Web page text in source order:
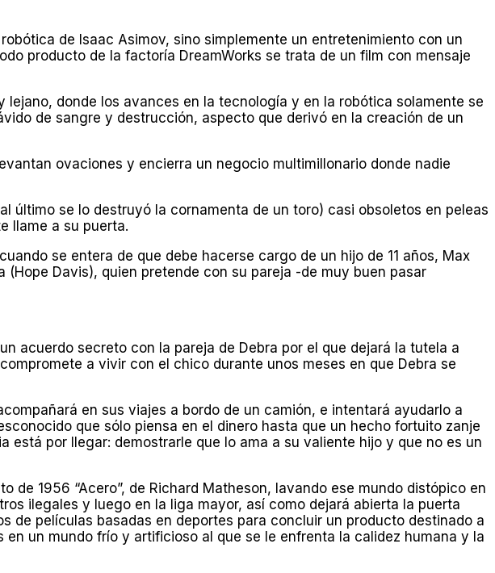
de Isaac Asimov, sino simplemente un entretenimiento con un
producto de la factoría DreamWorks se trata de un film con mensaje
donde los avances en la tecnología y en la robótica solamente se
de sangre y destrucción, aspecto que derivó en la creación de un
ovaciones y encierra un negocio multimillonario donde nadie
último se lo destruyó la cornamenta de un toro) casi obsoletos en peleas
llame a su puerta.
se entera de que debe hacerse cargo de un hijo de 11 años, Max
Davis), quien pretende con su pareja -de muy buen pasar
acuerdo secreto con la pareja de Debra por el que dejará la tutela a
a vivir con el chico durante unos meses en que Debra se
en sus viajes a bordo de un camión, e intentará ayudarlo a
que sólo piensa en el dinero hasta que un hecho fortuito zanje
por llegar: demostrarle que lo ama a su valiente hijo y que no es un
1956 “Acero”, de Richard Matheson, lavando ese mundo distópico en
ilegales y luego en la liga mayor, así como dejará abierta la puerta
de películas basadas en deportes para concluir un producto destinado a
un mundo frío y artificioso al que se le enfrenta la calidez humana y la